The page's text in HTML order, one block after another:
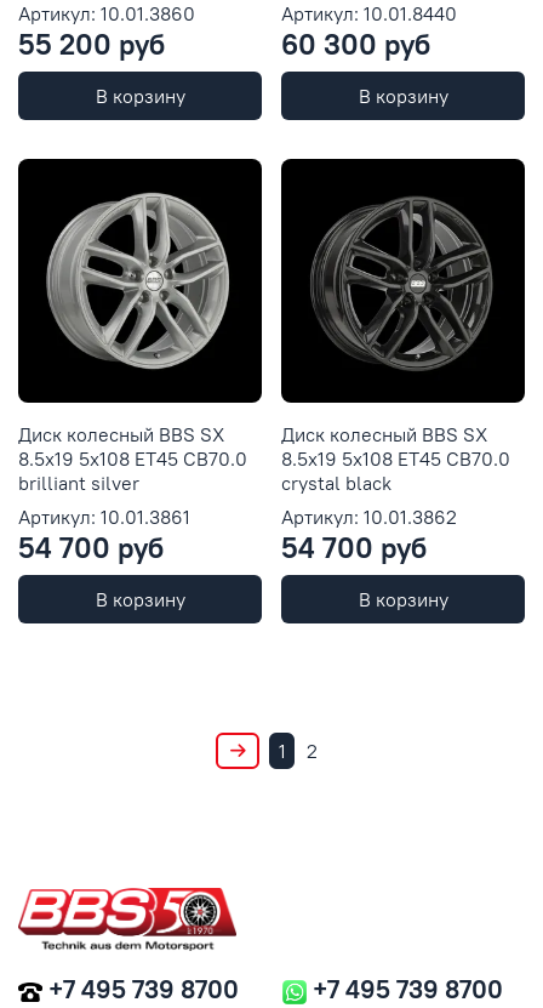
Артикул: 10.01.3860
55 200 руб
В корзину
Артикул: 10.01.8440
60 300 руб
В корзину
Диск колесный BBS SX
8.5x19 5x108 ET45 CB70.0
brilliant silver
Артикул: 10.01.3861
54 700 руб
В корзину
Диск колесный BBS SX
8.5x19 5x108 ET45 CB70.0
crystal black
Артикул: 10.01.3862
54 700 руб
В корзину
1 2
+7 495 739 8700 +7 495 739 8700